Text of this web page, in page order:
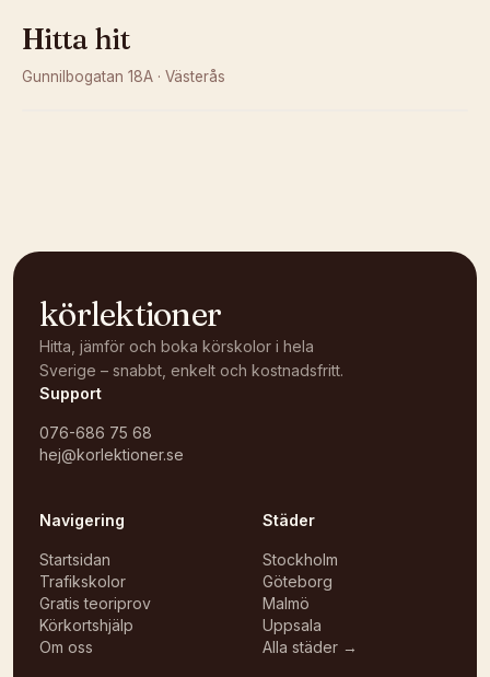
Hitta hit
Gunnilbogatan 18A · Västerås
körlektioner
Hitta, jämför och boka körskolor i hela
Sverige – snabbt, enkelt och kostnadsfritt.
Support
076-686 75 68
hej@korlektioner.se
Navigering
Startsidan
Trafikskolor
Gratis teoriprov
Körkortshjälp
Om oss
Städer
Stockholm
Göteborg
Malmö
Uppsala
Alla städer →